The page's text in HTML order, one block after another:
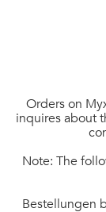
Orders on
inquires about
Note: The
Bestellungen